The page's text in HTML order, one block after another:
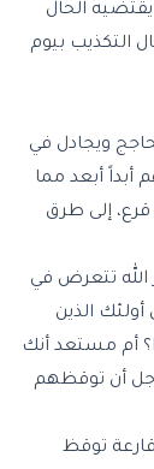
يقتضيه الحال
التكذيب بيوم
ويجادل في
أبداً أبعد مما
قرع، إلى طرق
الله تتعرض في
الذين
أم مستعد أنك
أن توقظهم
توقظ